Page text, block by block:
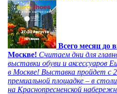
Всего месяц до
Москве! Считаем дни для
выставки обуви и аксессуаров
в Москве! Выставка пройдет с
премиальной площадке – в
на Краснопресненской